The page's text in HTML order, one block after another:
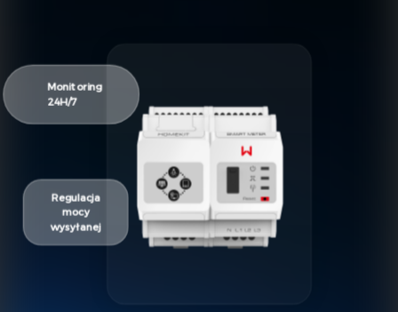
Monitoring
24H/7
Regulacja
mocy
wysyłanej